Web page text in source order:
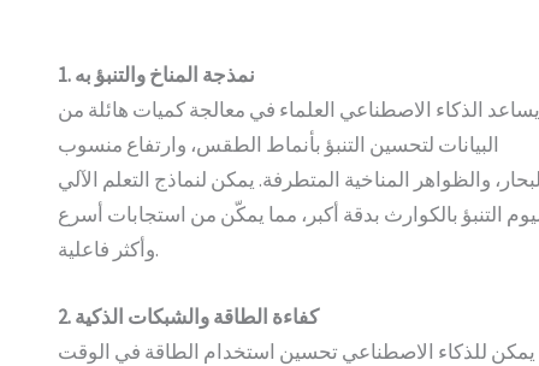
1. نمذجة المناخ والتنبؤ به
الذكاء الاصطناعي العلماء في معالجة كميات هائلة من
البيانات لتحسين التنبؤ بأنماط الطقس، وارتفاع منسوب
والظواهر المناخية المتطرفة. يمكن لنماذج التعلم الآلي
التنبؤ بالكوارث بدقة أكبر، مما يمكّن من استجابات أسرع
وأكثر فاعلية.
2. كفاءة الطاقة والشبكات الذكية
يمكن للذكاء الاصطناعي تحسين استخدام الطاقة في الوقت